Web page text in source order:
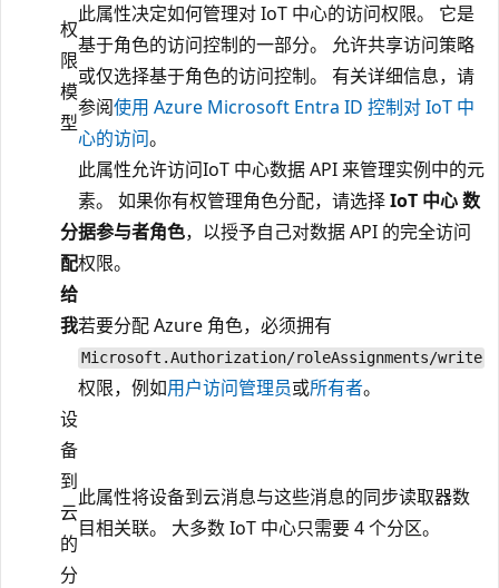
权
限
模
型
此属性决定如何管理对 IoT 中心的访问权限。 它是
基于角色的访问控制的一部分。 允许共享访问策略
或仅选择基于角色的访问控制。 有关详细信息，请
参阅使用 Azure Microsoft Entra ID 控制对 IoT 中
心的访问。
分
配
给
我
此属性允许访问IoT 中心数据 API 来管理实例中的元
素。 如果你有权管理角色分配，请选择IoT 中心 数
据参与者角色，以授予自己对数据 API 的完全访问
权限。
若要分配 Azure 角色，必须拥有
Microsoft.Authorization/roleAssignments/write
权限，例如用户访问管理员或所有者。
设
备
到
云
的
分
此属性将设备到云消息与这些消息的同步读取器数
目相关联。 大多数 IoT 中心只需要 4 个分区。